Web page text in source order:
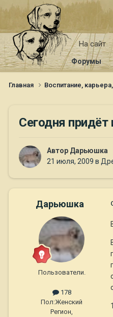
На сайт
Форумы
Главная Воспитание,
Сегодня
Автор Дарьюшка
21 июля, 2009 в
Дарьюшка
Пользователи.
178
Пол:Женский
Регион,